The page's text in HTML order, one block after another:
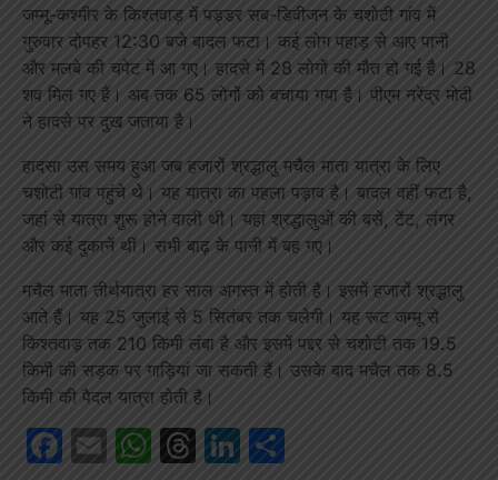
जम्मू-कश्मीर के किश्तवाड़ में पड्डर सब-डिवीजन के चशोटी गांव में
गुरुवार दोपहर 12:30 बजे बादल फटा। कई लोग पहाड़ से आए पानी
और मलबे की चपेट में आ गए। हादसे में 28 लोगों की मौत हो गई है। 28
शव मिल गए हैं। अब तक 65 लोगों को बचाया गया है। पीएम नरेंद्र मोदी
ने हादसे पर दुख जताया है।
हादसा उस समय हुआ जब हजारों श्रद्धालु मचैल माता यात्रा के लिए
चशोटी गांव पहुंचे थे। यह यात्रा का पहला पड़ाव है। बादल वहीं फटा है,
जहां से यात्रा शुरू होने वाली थी। यहां श्रद्धालुओं की बसें, टेंट, लंगर
और कई दुकानें थीं। सभी बाढ़ के पानी में बह गए।
मचैल माता तीर्थयात्रा हर साल अगस्त में होती है। इसमें हजारों श्रद्धालु
आते हैं। यह 25 जुलाई से 5 सितंबर तक चलेगी। यह रूट जम्मू से
किश्तवाड़ तक 210 किमी लंबा है और इसमें पद्दर से चशोटी तक 19.5
किमी की सड़क पर गाड़ियां जा सकती हैं। उसके बाद मचैल तक 8.5
किमी की पैदल यात्रा होती है।
Facebook
EmailWhatsApp
Threads
LinkedIn